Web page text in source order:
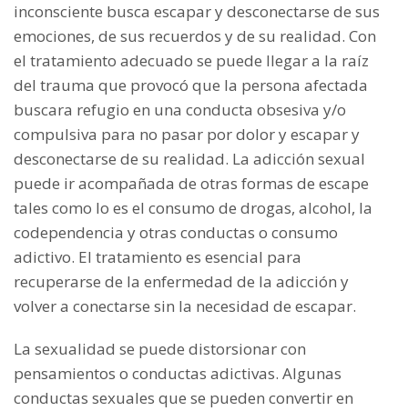
inconsciente busca escapar y desconectarse de sus
emociones, de sus recuerdos y de su realidad. Con
el tratamiento adecuado se puede llegar a la raíz
del trauma que provocó que la persona afectada
buscara refugio en una conducta obsesiva y/o
compulsiva para no pasar por dolor y escapar y
desconectarse de su realidad. La adicción sexual
puede ir acompañada de otras formas de escape
tales como lo es el consumo de drogas, alcohol, la
codependencia y otras conductas o consumo
adictivo. El tratamiento es esencial para
recuperarse de la enfermedad de la adicción y
volver a conectarse sin la necesidad de escapar.
La sexualidad se puede distorsionar con
pensamientos o conductas adictivas. Algunas
conductas sexuales que se pueden convertir en